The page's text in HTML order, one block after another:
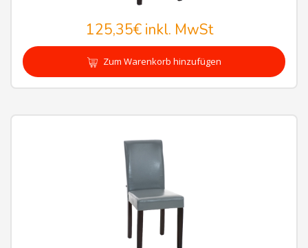
125,35€inkl. MwSt
Zum Warenkorb hinzufügen